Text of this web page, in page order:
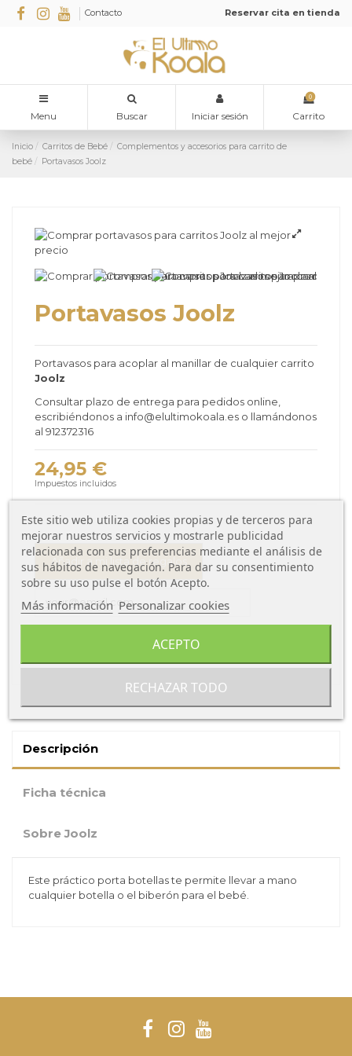
Contacto Reservar cita en tienda
Menu Buscar Iniciar sesión
0
Carrito
Inicio Carritos de Bebé
Complementos y accesorios para carrito de
bebé
Portavasos Joolz
Portavasos Joolz
Portavasos para acoplar al manillar de cualquier carrito
Joolz
Consultar plazo de entrega para pedidos online,
escribiéndonos a info@elultimokoala.es o llamándonos
al 912372316
24,95 €
Impuestos incluidos
Añadir a mi lista de regalos
Descripción
Ficha técnica
Sobre Joolz
Este práctico porta botellas te permite llevar a mano
cualquier botella o el biberón para el bebé.
Este sitio web utiliza cookies propias y de terceros para
mejorar nuestros servicios y mostrarle publicidad
relacionada con sus preferencias mediante el análisis de
sus hábitos de navegación. Para dar su consentimiento
sobre su uso pulse el botón Acepto.
Más información Personalizar cookies
RECHAZAR TODO
ACEPTO